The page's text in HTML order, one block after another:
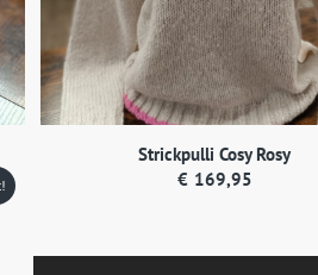
Strickpulli Cosy Rosy
€ 169,95